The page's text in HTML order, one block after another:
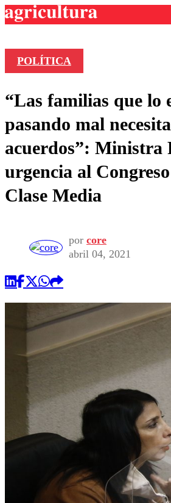
Frecuencias
Agricultura TV
Deportes
Colo Colo
Motor
Otros Deportes
Seleccion Chilena
Universidad Católica
Universidad de Chile
Entretención
Noticias
Dato Practico
Economía
Política
Sustentabilidad
Vida Social
Publicaciones en
Comercial
POLÍTICA
“Las familias que lo
pasando mal
acuerdos”: Ministra
urgencia al
Clase Media
por core
abril 04, 2021